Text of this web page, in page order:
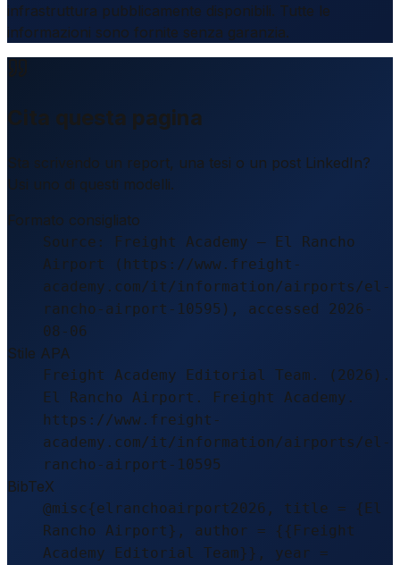
infrastruttura pubblicamente disponibili. Tutte le
informazioni sono fornite senza garanzia.
Cita questa pagina
Sta scrivendo un report, una tesi o un post LinkedIn?
Usi uno di questi modelli.
Formato consigliato
Source: Freight Academy – El Rancho
Airport (https://www.freight-
academy.com/it/information/airports/el-
rancho-airport-10595), accessed 2026-
08-06
Stile APA
Freight Academy Editorial Team. (2026).
El Rancho Airport. Freight Academy.
https://www.freight-
academy.com/it/information/airports/el-
rancho-airport-10595
BibTeX
@misc{elranchoairport2026, title = {El
Rancho Airport}, author = {{Freight
Academy Editorial Team}}, year =